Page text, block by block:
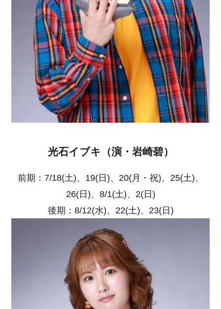
光石イブキ（演・岩崎碧）
前期：7/18(土)、19(日)、20(月・祝)、25(土)、
26(日)、8/1(土)、2(日)
後期：8/12(水)、22(土)、23(日)